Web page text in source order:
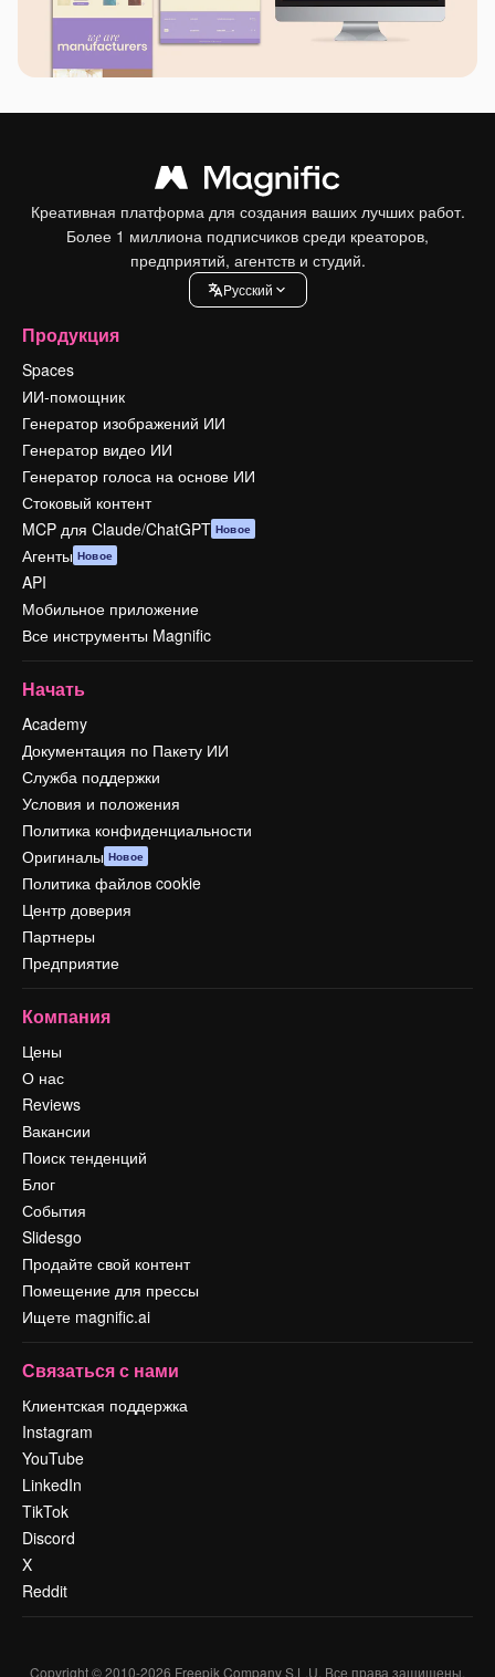
Креативная платформа для создания ваших лучших работ.
Более 1 миллиона подписчиков среди креаторов,
предприятий, агентств и студий.
Pусский
Продукция
Spaces
ИИ-помощник
Генератор изображений ИИ
Генератор видео ИИ
Генератор голоса на основе ИИ
Стоковый контент
MCP для Claude/ChatGPT Новое
Агенты Новое
API
Мобильное приложение
Все инструменты Magnific
Начать
Academy
Документация по Пакету ИИ
Служба поддержки
Условия и положения
Политика конфиденциальности
Оригиналы Новое
Политика файлов cookie
Центр доверия
Партнеры
Предприятие
Компания
Цены
О нас
Reviews
Вакансии
Поиск тенденций
Блог
События
Slidesgo
Продайте свой контент
Помещение для прессы
Ищете magnific.ai
Связаться с нами
Клиентская поддержка
Instagram
YouTube
LinkedIn
TikTok
Discord
X
Reddit
Copyright © 2010-2026 Freepik Company S.L.U. Все права защищены.